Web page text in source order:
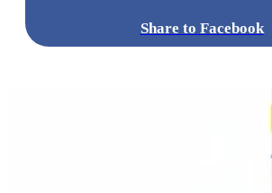
Share to Facebook